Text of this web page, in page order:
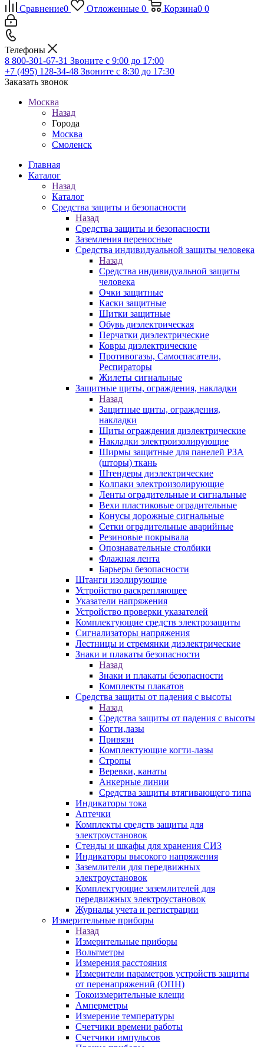
Сравнение0 Отложенные 0 Корзина0 0
Телефоны
8 800-301-67-31 Звоните с 9:00 до 17:00
+7 (495) 128-34-48 Звоните с 8:30 до 17:30
Заказать звонок
Москва
Назад
Города
Москва
Смоленск
Главная
Каталог
Назад
Каталог
Средства защиты и безопасности
Назад
Средства защиты и безопасности
Заземления переносные
Средства индивидуальной защиты человека
Назад
Средства индивидуальной защиты
человека
Очки защитные
Каски защитные
Щитки защитные
Обувь диэлектрическая
Перчатки диэлектрические
Ковры диэлектрические
Противогазы, Самоспасатели,
Респираторы
Жилеты сигнальные
Защитные щиты, ограждения, накладки
Назад
Защитные щиты, ограждения,
накладки
Щиты ограждения диэлектрические
Накладки электроизолирующие
Ширмы защитные для панелей РЗА
(шторы) ткань
Штендеры диэлектрические
Колпаки электроизолирующие
Ленты оградительные и сигнальные
Вехи пластиковые оградительные
Конусы дорожные сигнальные
Сетки оградительные аварийные
Резиновые покрывала
Опознавательные столбики
Флажная лента
Барьеры безопасности
Штанги изолирующие
Устройство раскрепляющее
Указатели напряжения
Устройство проверки указателей
Комплектующие средств электрозащиты
Сигнализаторы напряжения
Лестницы и стремянки диэлектрические
Знаки и плакаты безопасности
Назад
Знаки и плакаты безопасности
Комплекты плакатов
Средства защиты от падения с высоты
Назад
Средства защиты от падения с высоты
Когти,лазы
Привязи
Комплектующие когти-лазы
Стропы
Веревки, канаты
Анкерные линии
Средства защиты втягивающего типа
Индикаторы тока
Аптечки
Комплекты средств защиты для
электроустановок
Стенды и шкафы для хранения СИЗ
Индикаторы высокого напряжения
Заземлители для передвижных
электроустановок
Комплектующие заземлителей для
передвижных электроустановок
Журналы учета и регистрации
Измерительные приборы
Назад
Измерительные приборы
Вольтметры
Измерения расстояния
Измерители параметров устройств защиты
от перенапряжений (ОПН)
Токоизмерительные клещи
Амперметры
Измерение температуры
Счетчики времени работы
Счетчики импульсов